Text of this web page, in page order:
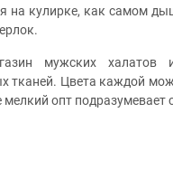
на кулирке, как самом
мужских
тканей. Цвета каждой
опт подразумевает